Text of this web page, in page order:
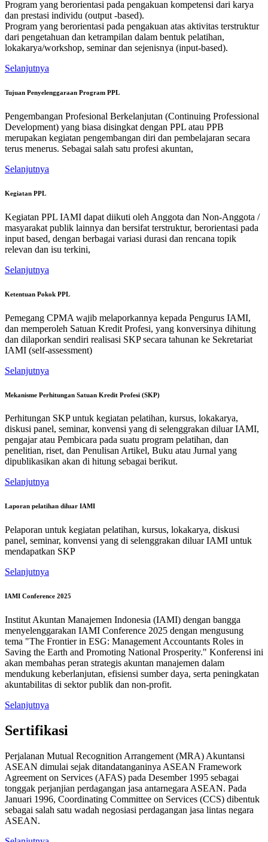
Program yang berorientasi pada pengakuan kompetensi dari karya
dan prestasi individu (output -based).
Program yang berorientasi pada pengakuan atas aktivitas terstruktur
dari pengetahuan dan ketrampilan dalam bentuk pelatihan,
lokakarya/workshop, seminar dan sejenisnya (input-based).
Selanjutnya
Tujuan Penyelenggaraan Program PPL
Pengembangan Profesional Berkelanjutan (Continuing Professional
Development) yang biasa disingkat dengan PPL atau PPB
merupakan kegiatan pengembangan diri dan pembelajaran secara
terus menerus. Sebagai salah satu profesi akuntan,
Selanjutnya
Kegiatan PPL
Kegiatan PPL IAMI dapat diikuti oleh Anggota dan Non-Anggota /
masyarakat publik lainnya dan bersifat terstruktur, berorientasi pada
input based, dengan berbagai variasi durasi dan rencana topik
relevan dan isu terkini,
Selanjutnya
Ketentuan Pokok PPL
Pemegang CPMA wajib melaporkannya kepada Pengurus IAMI,
dan memperoleh Satuan Kredit Profesi, yang konversinya dihitung
dan dilaporkan sendiri realisasi SKP secara tahunan ke Sekretariat
IAMI (self-assessment)
Selanjutnya
Mekanisme Perhitungan Satuan Kredit Profesi (SKP)
Perhitungan SKP untuk kegiatan pelatihan, kursus, lokakarya,
diskusi panel, seminar, konvensi yang di selenggrakan diluar IAMI,
pengajar atau Pembicara pada suatu program pelatihan, dan
penelitian, riset, dan Penulisan Artikel, Buku atau Jurnal yang
dipublikasikan akan di hitung sebagai berikut.
Selanjutnya
Laporan pelatihan diluar IAMI
Pelaporan untuk kegiatan pelatihan, kursus, lokakarya, diskusi
panel, seminar, konvensi yang di selenggrakan diluar IAMI untuk
mendapatkan SKP
Selanjutnya
IAMI Conference 2025
Institut Akuntan Manajemen Indonesia (IAMI) dengan bangga
menyelenggarakan IAMI Conference 2025 dengan mengusung
tema "The Frontier in ESG: Management Accountants Roles in
Saving the Earth and Promoting National Prosperity." Konferensi ini
akan membahas peran strategis akuntan manajemen dalam
mendukung keberlanjutan, efisiensi sumber daya, serta peningkatan
akuntabilitas di sektor publik dan non-profit.
Selanjutnya
Sertifikasi
Perjalanan Mutual Recognition Arrangement (MRA) Akuntansi
ASEAN dimulai sejak ditandatanganinya ASEAN Framework
Agreement on Services (AFAS) pada Desember 1995 sebagai
tonggak perjanjian perdagangan jasa antarnegara ASEAN. Pada
Januari 1996, Coordinating Committee on Services (CCS) dibentuk
sebagai salah satu wadah negosiasi perdagangan jasa lintas negara
ASEAN.